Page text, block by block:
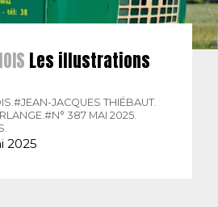
Les illustrations
#JEAN-JACQUES THIÉBAUT.
#N° 387 MAI 2025.
2025